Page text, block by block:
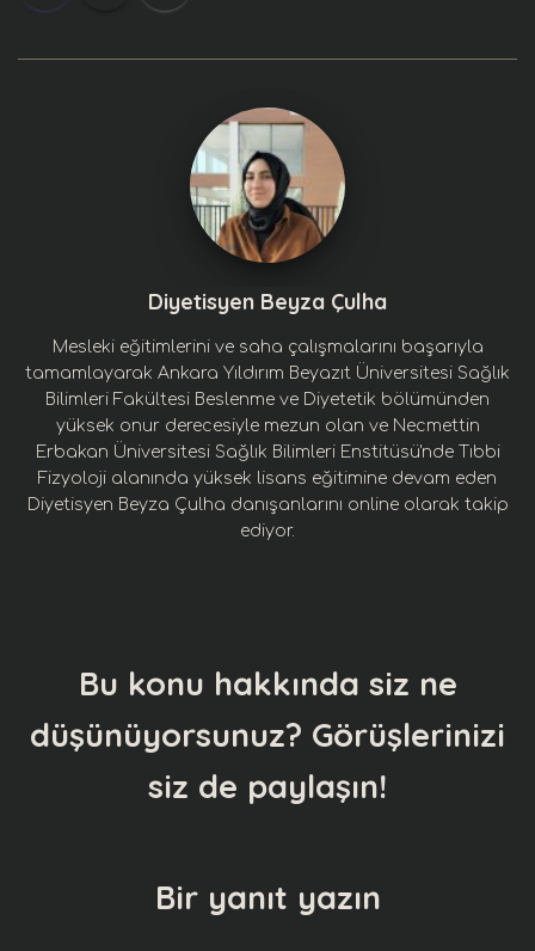
Diyetisyen Beyza Çulha
Mesleki eğitimlerini ve saha çalışmalarını başarıyla
tamamlayarak Ankara Yıldırım Beyazıt Üniversitesi Sağlık
Bilimleri Fakültesi Beslenme ve Diyetetik bölümünden
yüksek onur derecesiyle mezun olan ve Necmettin
Erbakan Üniversitesi Sağlık Bilimleri Enstitüsü'nde Tıbbi
Fizyoloji alanında yüksek lisans eğitimine devam eden
Diyetisyen Beyza Çulha danışanlarını online olarak takip
ediyor.
Bu konu hakkında siz ne
düşünüyorsunuz? Görüşlerinizi
siz de paylaşın!
Bir yanıt yazın